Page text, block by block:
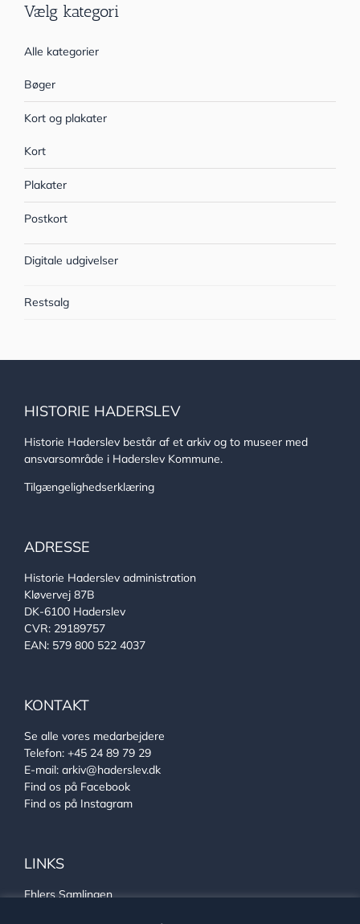
Vælg kategori
Alle kategorier
Bøger
Kort og plakater
Kort
Plakater
Postkort
Digitale udgivelser
Restsalg
HISTORIE HADERSLEV
Historie Haderslev består af et arkiv og to museer med
ansvarsområde i Haderslev Kommune.
Tilgængelighedserklæring
ADRESSE
Historie Haderslev administration
Kløvervej 87B
DK-6100 Haderslev
CVR: 29189757
EAN: 579 800 522 4037
KONTAKT
Se alle vores medarbejdere
Telefon: +45 24 89 79 29
E-mail: arkiv@haderslev.dk
Find os på Facebook
Find os på Instagram
LINKS
Ehlers Samlingen